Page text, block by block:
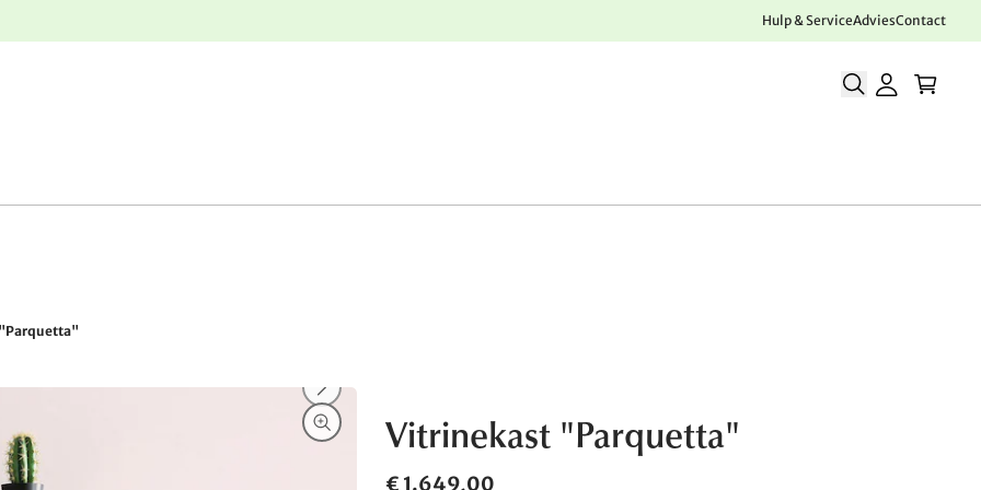
Hulp & ServiceAdviesContact
Vitrinekast "Parquetta"
€ 1.649,00